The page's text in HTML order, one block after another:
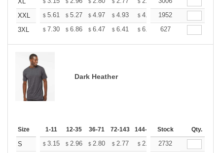
$ $ $ $ $ $
XXL
$ 5.61 $ 5.27 $ 4.97 $ 4.93 $ 4.85 $4.80
1952
3XL
$ 7.30 $ 6.86 $ 6.47 $ 6.41 $ 6.30 $6.25
627
Dark Heather
Size 1-11 12-35 36-71 72-143 144-287 288 + More
Stock Qty.
S $ 3.15 $ 2.96 $ 2.80 $ 2.77 $ 2.72 $2.70
2732